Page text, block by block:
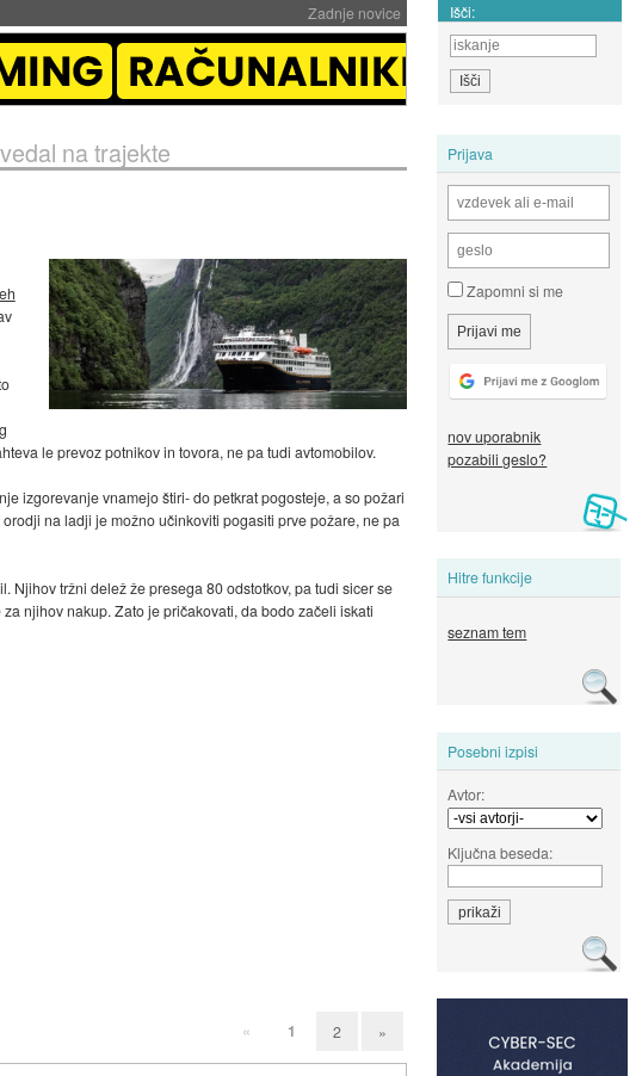
Zadnje novice Išči:
Prijava
Zapomni si me
nov uporabnik
pozabili geslo?
Hitre funkcije
seznam tem
Posebni izpisi
Avtor:
Ključna beseda:
na trajekte
le prevoz potnikov in tovora, ne pa tudi avtomobilov.
izgorevanje vnamejo štiri- do petkrat pogosteje, a so požari
na ladji je možno učinkoviti pogasiti prve požare, ne pa
Njihov tržni delež že presega 80 odstotkov, pa tudi sicer se
njihov nakup. Zato je pričakovati, da bodo začeli iskati
« 1 2 »